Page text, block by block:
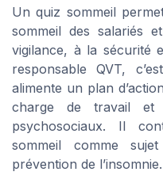
Un quiz sommeil
sommeil des salariés
vigilance, à la sécurité
responsable QVT,
alimente un plan
charge de travail et
psychosociaux. Il
sommeil comme
prévention de l’insomnie.